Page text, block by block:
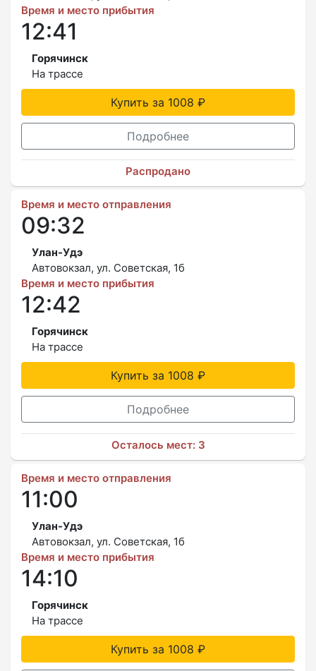
Время и место прибытия
12:41
Горячинск
На трассе
Купить за 1008 ₽
Подробнее
Распродано
Время и место отправления
09:32
Улан-Удэ
Автовокзал, ул. Советская, 1б
Время и место прибытия
12:42
Горячинск
На трассе
Купить за 1008 ₽
Подробнее
Осталось мест: 3
Время и место отправления
11:00
Улан-Удэ
Автовокзал, ул. Советская, 1б
Время и место прибытия
14:10
Горячинск
На трассе
Купить за 1008 ₽